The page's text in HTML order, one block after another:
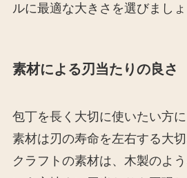
ルに最適な大きさを選びましょ
素材による刃当たりの良さ
包丁を長く大切に使いたい方
素材は刃の寿命を左右する大
クラフトの素材は、木製のよ